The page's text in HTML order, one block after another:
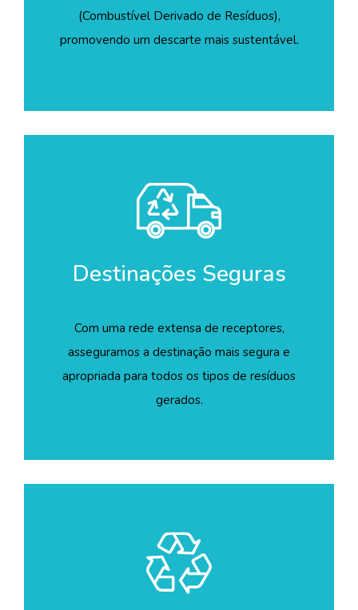
(Combustível Derivado de Resíduos),
promovendo um descarte mais sustentável.
Destinações Seguras
Com uma rede extensa de receptores,
asseguramos a destinação mais segura e
apropriada para todos os tipos de resíduos
gerados.